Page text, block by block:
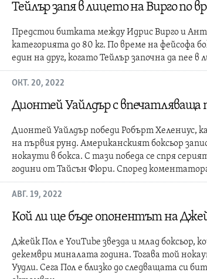
Тейлър запя в лицето на Вирго по
Предстои битката между Идрис Вирго и
категорията до 80 кг. По време на фейсофа
един на друг, когато Тейлър започна да пее в
ОКТ. 20, 2022
Дионтей Уайлдър с впечатляваща
Дионтей Уайлдър победи Робърт Хелениус,
на първия рунд. Американският боксьор
нокаути в бокса. С тази победа се спря
години от Тайсън Фюри. Според
АВГ. 19, 2022
Кой ли ще бъде опонентът на
Джейк Пол е YouTube звезда и млад боксьор,
декември миналата година. Тогава той
Уудли. Сега Пол е близко до следващата си